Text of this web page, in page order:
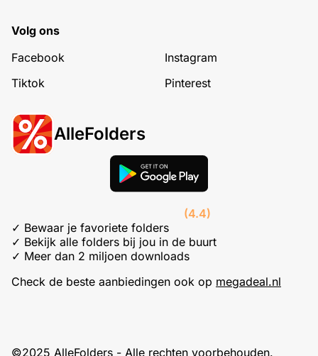
Volg ons
Facebook
Instagram
Tiktok
Pinterest
AlleFolders
(4.4)
✓ Bewaar je favoriete folders
✓ Bekijk alle folders bij jou in de buurt
✓ Meer dan 2 miljoen downloads
Check de beste aanbiedingen ook op megadeal.nl
©2025 AlleFolders - Alle rechten voorbehouden.